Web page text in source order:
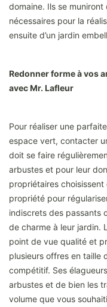
domaine. Ils se
nécessaires pour la
ensuite d’un jardin
Redonner forme à vos
avec Mr. Lafleur
Pour réaliser une
espace vert, contacter
doit se faire
arbustes et pour leur
propriétaires choisissent
propriété pour
indiscrets des passants
de charme à leur jardin.
point de vue qualité et
plusieurs offres en taille
compétitif. Ses
arbustes et de bien les
volume que vous